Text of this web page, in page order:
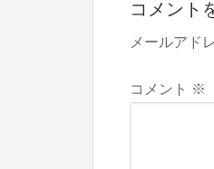
コメント
メールアド
コメント ※